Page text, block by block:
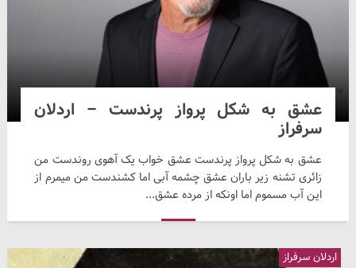
عشق به شکل پرواز پرندست – اردلان
سرفراز
عشق به شکل پرواز پرندست عشق خواب یک آهوی روندست من
زائری تشنه زیر باران عشق چشمه آبی اما کشندست من میمرم از
این آب مسموم اما اونکه از مرده عشق...
اردلان سرفراز